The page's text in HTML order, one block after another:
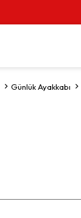
Günlük Ayakkabı